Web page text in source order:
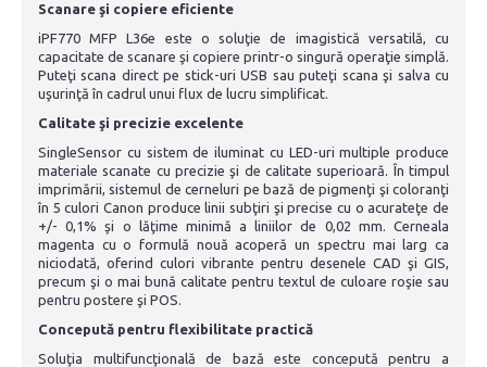
Scanare şi copiere eficiente
iPF770 MFP L36e este o soluţie de imagistică versatilă, cu
capacitate de scanare şi copiere printr-o singură operaţie simplă.
Puteţi scana direct pe stick-uri USB sau puteţi scana şi salva cu
uşurinţă în cadrul unui flux de lucru simplificat.
Calitate şi precizie excelente
SingleSensor cu sistem de iluminat cu LED-uri multiple produce
materiale scanate cu precizie şi de calitate superioară. În timpul
imprimării, sistemul de cerneluri pe bază de pigmenţi şi coloranţi
în 5 culori Canon produce linii subţiri şi precise cu o acurateţe de
+/- 0,1% şi o lăţime minimă a liniilor de 0,02 mm. Cerneala
magenta cu o formulă nouă acoperă un spectru mai larg ca
niciodată, oferind culori vibrante pentru desenele CAD şi GIS,
precum şi o mai bună calitate pentru textul de culoare roşie sau
pentru postere şi POS.
Concepută pentru flexibilitate practică
Soluţia multifuncţională de bază este concepută pentru a